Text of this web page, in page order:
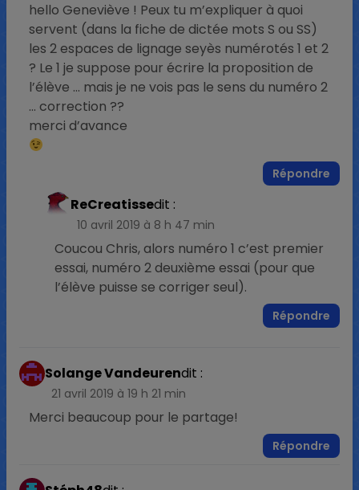
hello Geneviève ! Peux tu m’expliquer à quoi
servent (dans la fiche de dictée mots S ou SS)
les 2 espaces de lignage seyès numérotés 1 et 2
? Le 1 je suppose pour écrire la proposition de
l’élève … mais je ne vois pas le sens du numéro 2
… correction ??
merci d’avance
Répondre
ReCreatissedit :
10 avril 2019 à 8 h 47 min
Coucou Chris, alors numéro 1 c’est premier
essai, numéro 2 deuxième essai (pour que
l’élève puisse se corriger seul).
Répondre
Solange Vandeurendit :
21 avril 2019 à 19 h 21 min
Merci beaucoup pour le partage!
Répondre